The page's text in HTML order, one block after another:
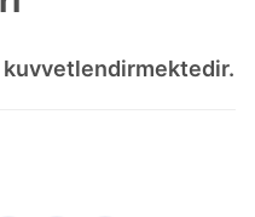
kuvvetlendirmektedir.